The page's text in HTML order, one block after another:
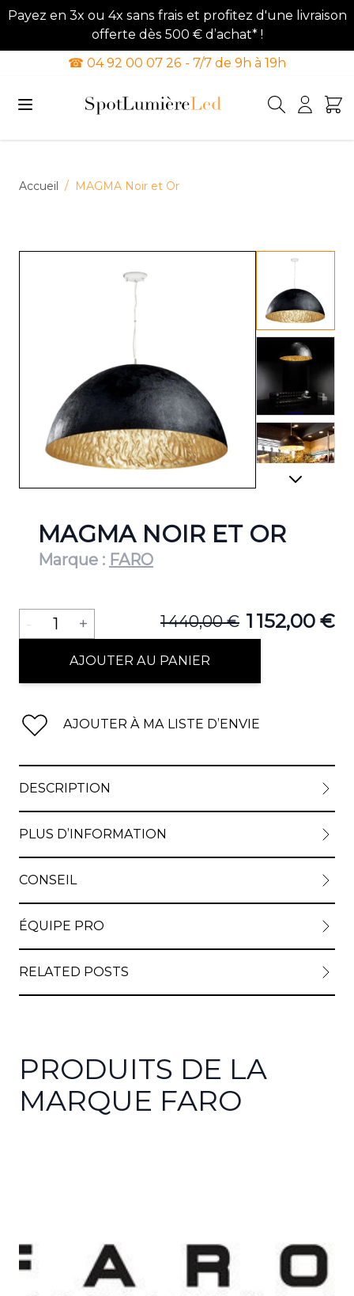
Payez en 3x ou 4x sans frais et profitez d'une livraison
offerte dès 500 € d’achat* !
☎ 04 92 00 07 26 - 7/7 de 9h à 19h
Accueil / MAGMA Noir et Or
View
View
View
MAGMA NOIR ET OR
Marque : FARO
1 440,00 € 1 152,00 €
Quantité
- 1 +
AJOUTER AU PANIER
AJOUTER À MA LISTE D’ENVIE
DESCRIPTION
PLUS D’INFORMATION
CONSEIL
ÉQUIPE PRO
RELATED POSTS
PRODUITS DE LA
MARQUE FARO